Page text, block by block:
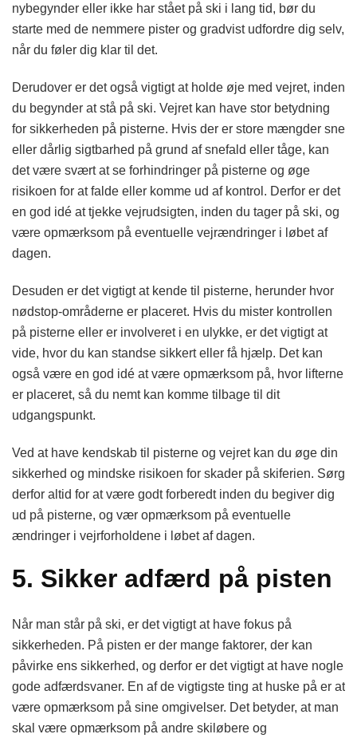
nybegynder eller ikke har stået på ski i lang tid, bør du
starte med de nemmere pister og gradvist udfordre dig selv,
når du føler dig klar til det.
Derudover er det også vigtigt at holde øje med vejret, inden
du begynder at stå på ski. Vejret kan have stor betydning
for sikkerheden på pisterne. Hvis der er store mængder sne
eller dårlig sigtbarhed på grund af snefald eller tåge, kan
det være svært at se forhindringer på pisterne og øge
risikoen for at falde eller komme ud af kontrol. Derfor er det
en god idé at tjekke vejrudsigten, inden du tager på ski, og
være opmærksom på eventuelle vejrændringer i løbet af
dagen.
Desuden er det vigtigt at kende til pisterne, herunder hvor
nødstop-områderne er placeret. Hvis du mister kontrollen
på pisterne eller er involveret i en ulykke, er det vigtigt at
vide, hvor du kan standse sikkert eller få hjælp. Det kan
også være en god idé at være opmærksom på, hvor lifterne
er placeret, så du nemt kan komme tilbage til dit
udgangspunkt.
Ved at have kendskab til pisterne og vejret kan du øge din
sikkerhed og mindske risikoen for skader på skiferien. Sørg
derfor altid for at være godt forberedt inden du begiver dig
ud på pisterne, og vær opmærksom på eventuelle
ændringer i vejrforholdene i løbet af dagen.
5. Sikker adfærd på pisten
Når man står på ski, er det vigtigt at have fokus på
sikkerheden. På pisten er der mange faktorer, der kan
påvirke ens sikkerhed, og derfor er det vigtigt at have nogle
gode adfærdsvaner. En af de vigtigste ting at huske på er at
være opmærksom på sine omgivelser. Det betyder, at man
skal være opmærksom på andre skiløbere og